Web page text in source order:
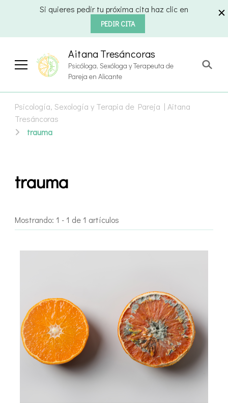
Si quieres pedir tu próxima cita haz clic en
PEDIR CITA
Aitana Tresáncoras
Psicóloga, Sexóloga y Terapeuta de
Pareja en Alicante
Psicología, Sexología y Terapia de Pareja | Aitana
Tresáncoras
trauma
trauma
Mostrando: 1 - 1 de 1 artículos